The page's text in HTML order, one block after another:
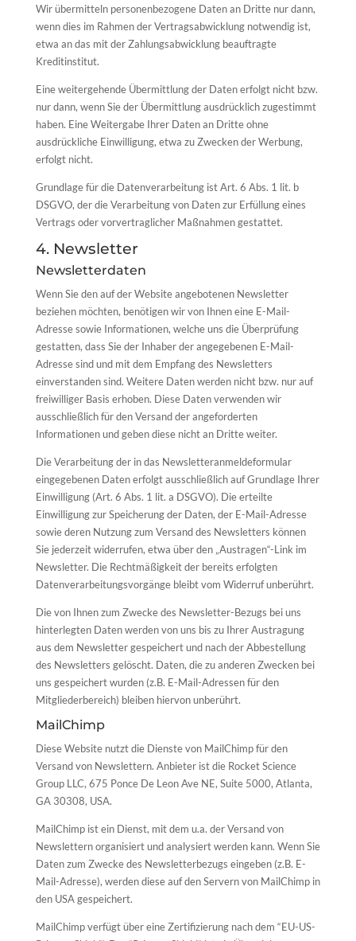
Wir übermitteln personenbezogene Daten an Dritte nur dann,
wenn dies im Rahmen der Vertragsabwicklung notwendig ist,
etwa an das mit der Zahlungsabwicklung beauftragte
Kreditinstitut.
Eine weitergehende Übermittlung der Daten erfolgt nicht bzw.
nur dann, wenn Sie der Übermittlung ausdrücklich zugestimmt
haben. Eine Weitergabe Ihrer Daten an Dritte ohne
ausdrückliche Einwilligung, etwa zu Zwecken der Werbung,
erfolgt nicht.
Grundlage für die Datenverarbeitung ist Art. 6 Abs. 1 lit. b
DSGVO, der die Verarbeitung von Daten zur Erfüllung eines
Vertrags oder vorvertraglicher Maßnahmen gestattet.
4. Newsletter
Newsletterdaten
Wenn Sie den auf der Website angebotenen Newsletter
beziehen möchten, benötigen wir von Ihnen eine E-Mail-
Adresse sowie Informationen, welche uns die Überprüfung
gestatten, dass Sie der Inhaber der angegebenen E-Mail-
Adresse sind und mit dem Empfang des Newsletters
einverstanden sind. Weitere Daten werden nicht bzw. nur auf
freiwilliger Basis erhoben. Diese Daten verwenden wir
ausschließlich für den Versand der angeforderten
Informationen und geben diese nicht an Dritte weiter.
Die Verarbeitung der in das Newsletteranmeldeformular
eingegebenen Daten erfolgt ausschließlich auf Grundlage Ihrer
Einwilligung (Art. 6 Abs. 1 lit. a DSGVO). Die erteilte
Einwilligung zur Speicherung der Daten, der E-Mail-Adresse
sowie deren Nutzung zum Versand des Newsletters können
Sie jederzeit widerrufen, etwa über den „Austragen“-Link im
Newsletter. Die Rechtmäßigkeit der bereits erfolgten
Datenverarbeitungsvorgänge bleibt vom Widerruf unberührt.
Die von Ihnen zum Zwecke des Newsletter-Bezugs bei uns
hinterlegten Daten werden von uns bis zu Ihrer Austragung
aus dem Newsletter gespeichert und nach der Abbestellung
des Newsletters gelöscht. Daten, die zu anderen Zwecken bei
uns gespeichert wurden (z.B. E-Mail-Adressen für den
Mitgliederbereich) bleiben hiervon unberührt.
MailChimp
Diese Website nutzt die Dienste von MailChimp für den
Versand von Newslettern. Anbieter ist die Rocket Science
Group LLC, 675 Ponce De Leon Ave NE, Suite 5000, Atlanta,
GA 30308, USA.
MailChimp ist ein Dienst, mit dem u.a. der Versand von
Newslettern organisiert und analysiert werden kann. Wenn Sie
Daten zum Zwecke des Newsletterbezugs eingeben (z.B. E-
Mail-Adresse), werden diese auf den Servern von MailChimp in
den USA gespeichert.
MailChimp verfügt über eine Zertifizierung nach dem “EU-US-